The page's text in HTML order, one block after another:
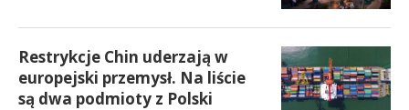
Restrykcje Chin uderzają w
europejski przemysł. Na liście
są dwa podmioty z Polski